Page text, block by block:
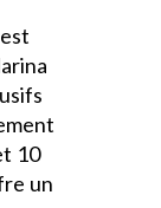
10
un